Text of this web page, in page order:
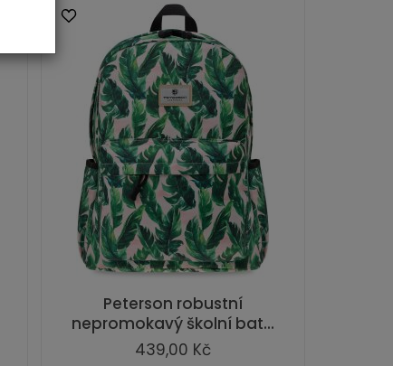
Peterson robustní
nepromokavý školní bat...
439,00 Kč